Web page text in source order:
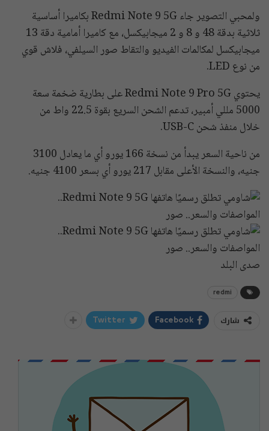
ولمحبي التصوير جاء Redmi Note 9 5G بكاميرا أساسية
ثلاثية بدقة 48 و 8 و 2 ميجابيكسل، مع كاميرا أمامية دقة 13
ميجابيكسل لمكالمات الفيديو والتقاط صور السيلفي، فلاش قوي
من نوع LED.
يحتوي Redmi Note 9 Pro 5G على بطارية ضخمة سعة
5000 مللي أمبير، تدعم الشحن السريع بقوة 22.5 واط من
خلال منفذ شحن USB-C.
من ناحية السعر يبدأ من نسخة 166 يورو أي ما يعادل 3100
جنيه، والنسخة الأعلى مقابل 217 يورو أي بسعر 4100 جنيه.
صدى البلد
redmi
شارك Facebook
Twitter